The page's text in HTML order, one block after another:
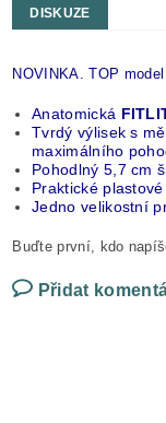
DISKUZE
NOVINKA. TOP
Anatomická
Tvrdý výlisek s
maximálního
Pohodlný 5,7 cm
Praktické
Jedno velikostní
Buďte první, kdo
Přidat